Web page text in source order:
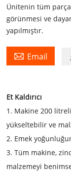
Ünitenin tüm
görünmesi ve
yapılmıştır.
 Email
Et Kaldırıcı
1. Makine 200
yükseltebilir ve
2. Emek
3. Tüm makine,
malzemeyi